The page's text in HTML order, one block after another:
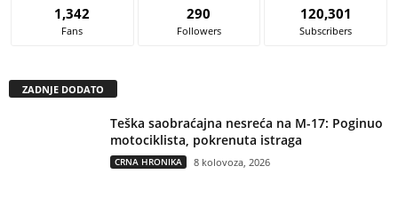
1,342
Fans
290
Followers
120,301
Subscribers
ZADNJE DODATO
Teška saobraćajna nesreća na M-17: Poginuo
motociklista, pokrenuta istraga
CRNA HRONIKA 8 kolovoza, 2026